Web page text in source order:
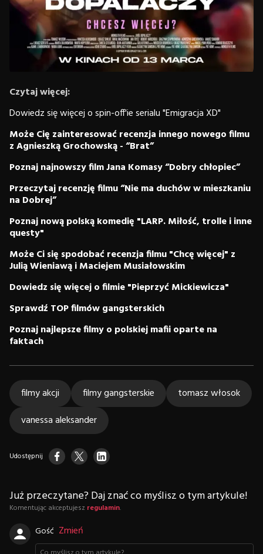
Czytaj więcej:
Dowiedz się więcej o spin-off'ie serialu "Emigracja XD"
Może Cię zainteresować recenzja innego nowego filmu
z Agnieszką Grochowską - “Brat”
Poznaj najnowszy film Jana Komasy “Dobry chłopiec”
Przeczytaj recenzję filmu “Nie ma duchów w mieszkaniu
na Dobrej”
Poznaj nową polską komedię "LARP. Miłość, trolle i inne
questy"
Może Ci się spodobać recenzja filmu "Chcę więcej" z
Julią Wieniawą i Maciejem Musiałowskim
Dowiedz się więcej o filmie "Pieprzyć Mickiewicza"
Sprawdź TOP filmów gangsterskich
Poznaj najlepsze filmy o polskiej mafii oparte na
faktach
filmy akcji filmy gangsterskie
tomasz włosok
vanessa aleksander
Udostępnij
Już przeczytane? Daj znać co myślisz o tym artykule!
Komentując akceptujesz regulamin.
Gość Zmień